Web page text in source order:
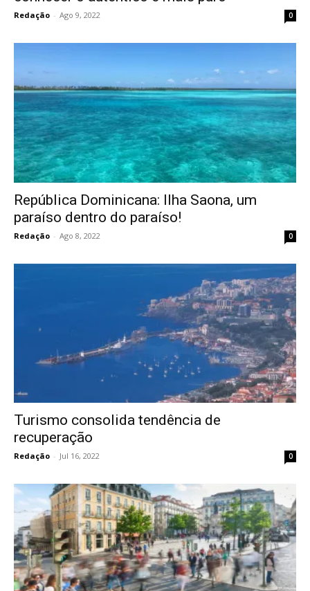
Redação - Ago 9, 2022 0
República Dominicana: Ilha Saona, um
paraíso dentro do paraíso!
Redação - Ago 8, 2022 0
Turismo consolida tendência de
recuperação
Redação - Jul 16, 2022 0